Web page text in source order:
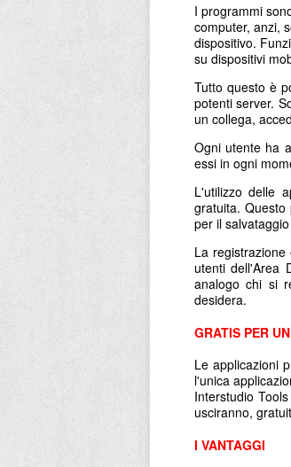
I programmi
computer, anzi,
dispositivo.
su dispositivi
Tutto questo è
potenti server.
un collega,
Ogni utente ha
essi in ogni
L'utilizzo delle
gratuita.
per il
La
utenti dell'Area
analogo chi si
desidera.
GRATIS PER
Le applicazioni
l'unica
Interstudio
usciranno,
I VANTAGGI